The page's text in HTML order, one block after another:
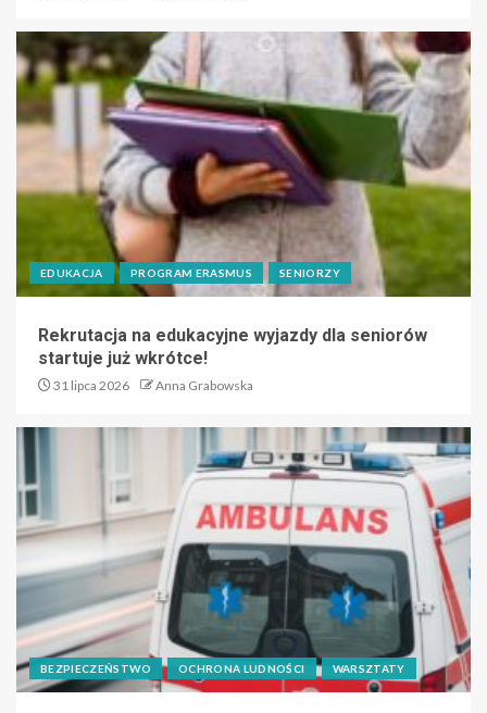
EDUKACJA PROGRAM ERASMUS SENIORZY
Rekrutacja na edukacyjne wyjazdy dla seniorów
startuje już wkrótce!
31 lipca 2026 Anna Grabowska
BEZPIECZEŃSTWO OCHRONA LUDNOŚCI WARSZTATY